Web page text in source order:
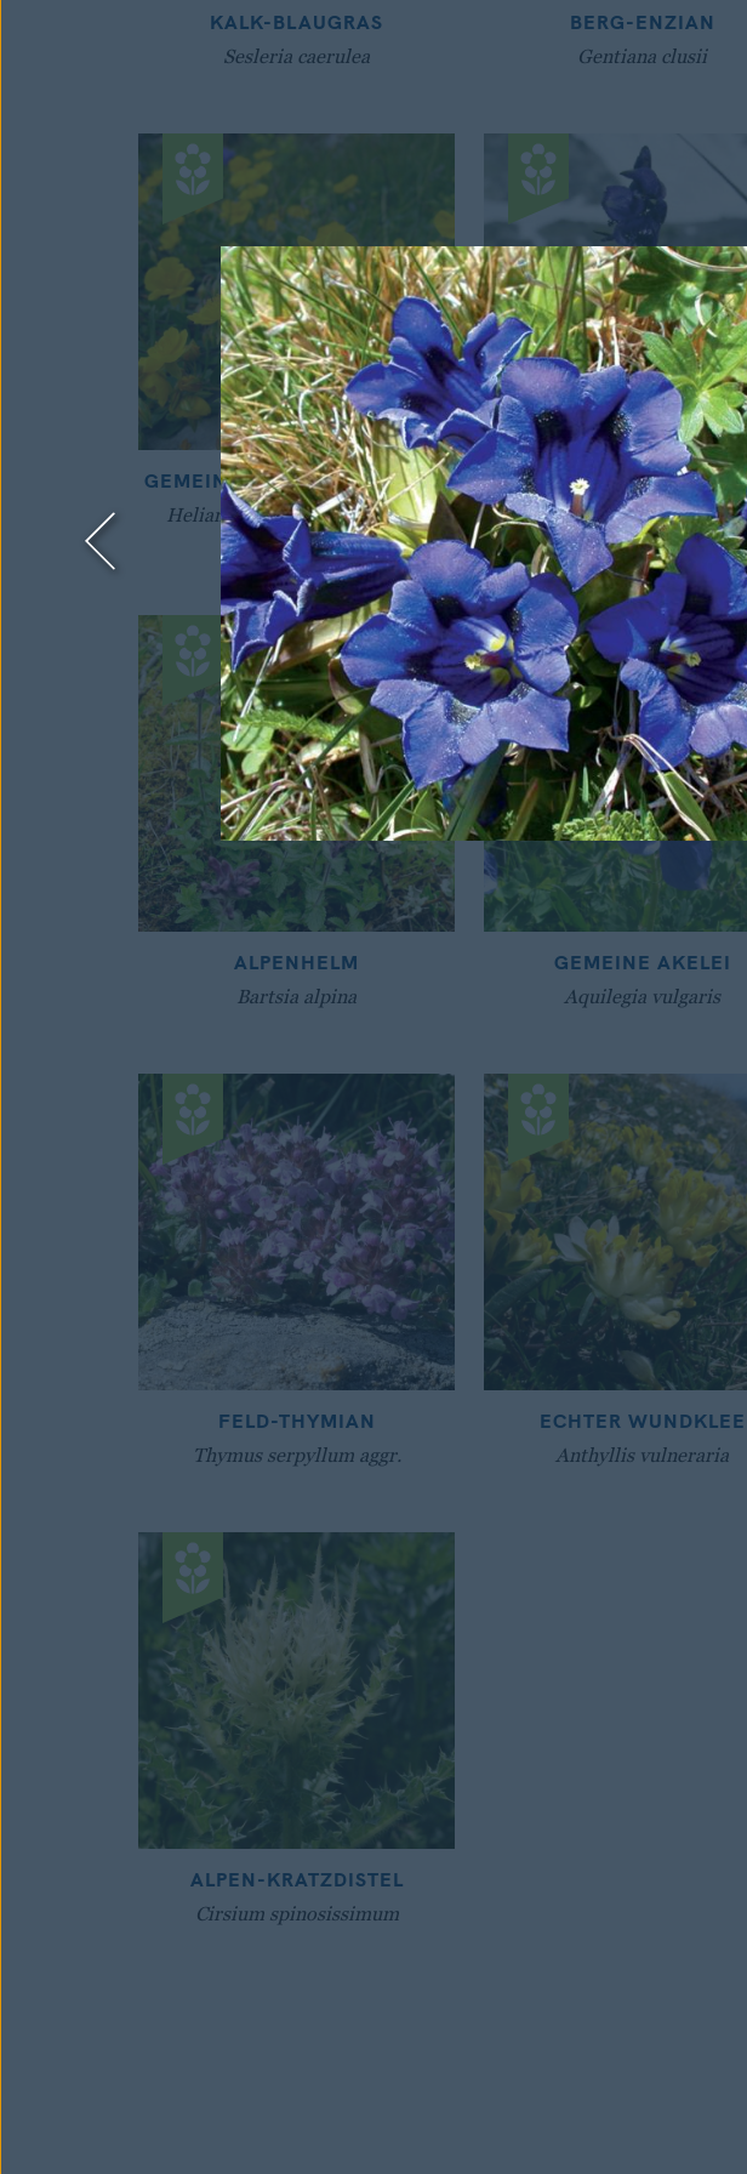
KALK-BLAUGRAS
Sesleria caerulea
BERG-ENZIAN
Gentiana clusii
GEMEINES SONNENRÖSCHEN
Helianthemum nummularium
BLAUER-EISENHUT
(DICHTBLÜTIGER)
Aconitum napellus
ALPENHELM
Bartsia alpina
GEMEINE AKELEI
Aquilegia vulgaris
FELD-THYMIAN
Thymus serpyllum aggr.
ECHTER WUNDKLEE
Anthyllis vulneraria
ALPEN-KRATZDISTEL
Cirsium spinosissimum